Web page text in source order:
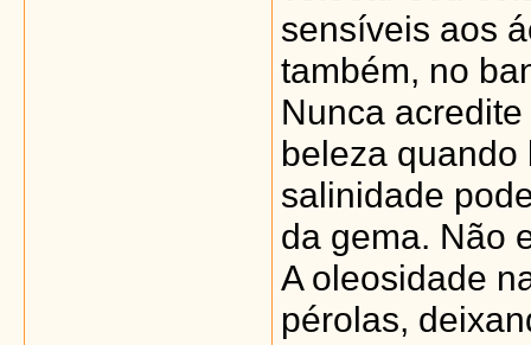
sensíveis aos
também, no
Nunca
beleza quando
salinidade
da gema. Não
A oleosidade
pérolas,